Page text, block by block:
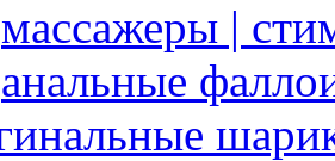
массажеры |
анальные